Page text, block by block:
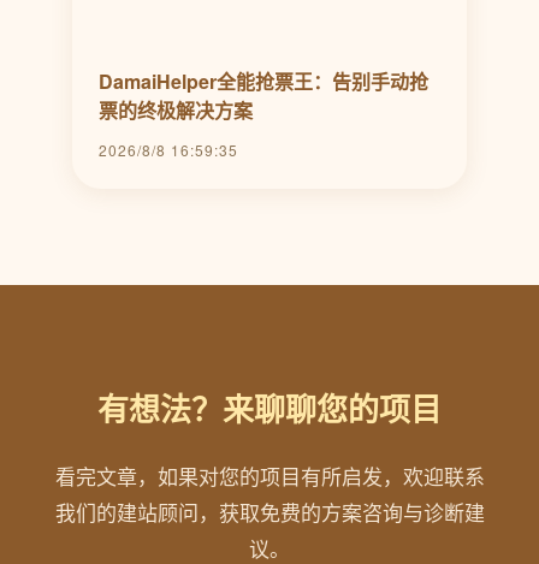
DamaiHelper全能抢票王：告别手动抢
票的终极解决方案
2026/8/8 16:59:35
有想法？来聊聊您的项目
看完文章，如果对您的项目有所启发，欢迎联系
我们的建站顾问，获取免费的方案咨询与诊断建
议。